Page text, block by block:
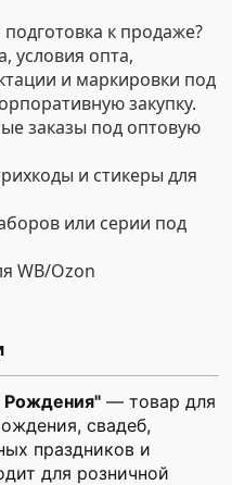
к продаже?
условия опта,
и маркировки под
закупку.
заказы под оптовую
и стикеры для
или серии под
WB/Ozon
Рождения" — товар для
свадеб,
праздников и
для розничной